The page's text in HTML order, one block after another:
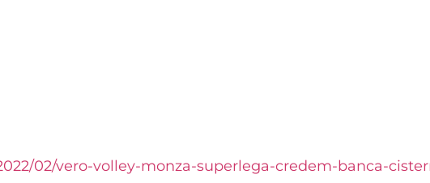
02/vero-volley-monza-superlega-credem-banca-